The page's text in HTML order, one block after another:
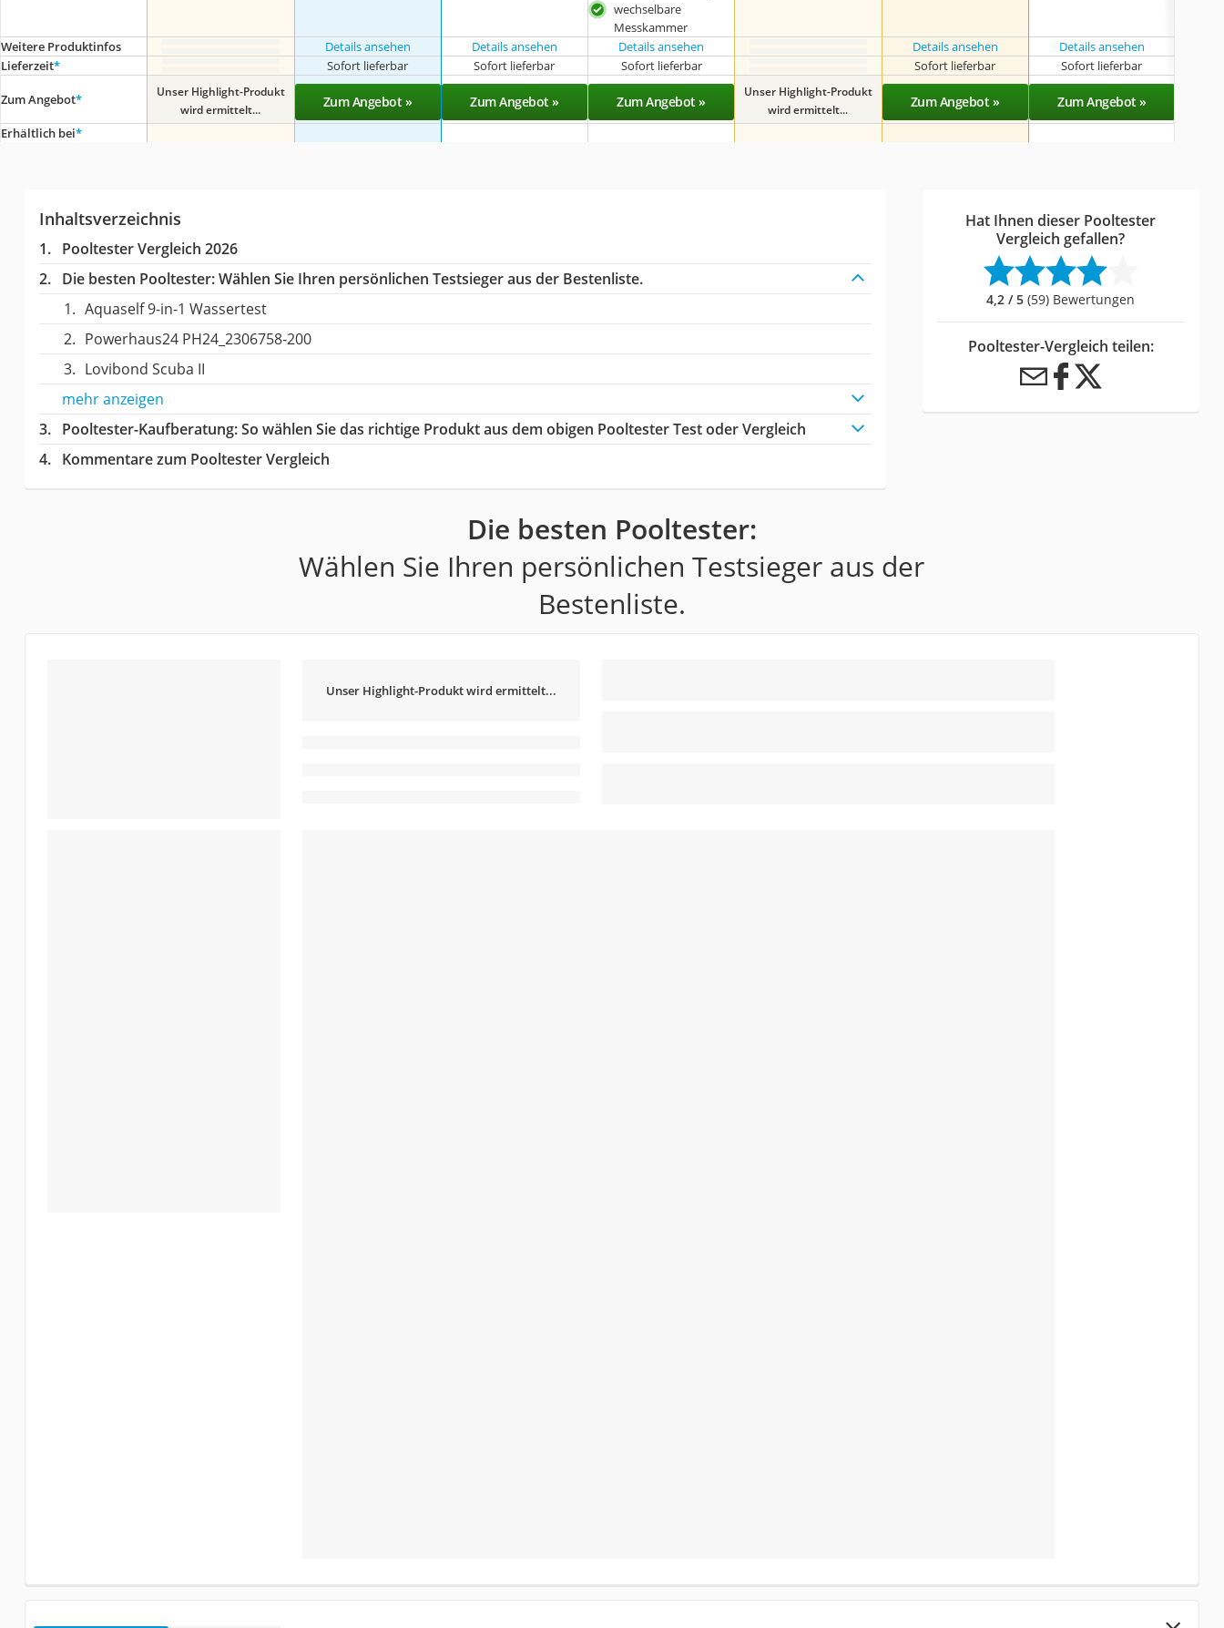
wechselbare
Messkammer
Weitere Produktinfos Details ansehen Details ansehen Details ansehen Details ansehen Details ansehen
Lieferzeit* Sofort lieferbar Sofort lieferbar Sofort lieferbar Sofort lieferbar Sofort lieferbar
Zum Angebot*
Unser Highlight-Produkt
wird ermittelt...
Zum Angebot » Zum Angebot » Zum Angebot »
Unser Highlight-Produkt
wird ermittelt...
Zum Angebot » Zum Angebot »
Erhältlich bei*
Inhaltsverzeichnis
Pooltester Vergleich 2026
Die besten Pooltester:Wählen Sie Ihren persönlichen Testsieger aus der Bestenliste.
Aquaself 9-in-1 Wassertest
Powerhaus24 PH24_2306758-200
Lovibond Scuba II
mehr anzeigen
Pooltester-Kaufberatung: So wählen Sie das richtige Produkt aus dem obigen Pooltester Test oder Vergleich
Kommentare zum Pooltester Vergleich
Hat Ihnen dieser Pooltester
Vergleich gefallen?
4,2 / 5 (59) Bewertungen
Pooltester-Vergleich teilen:
Die besten Pooltester:
Wählen Sie Ihren persönlichen Testsieger aus der
Bestenliste.
Unser Highlight-Produkt wird ermittelt...